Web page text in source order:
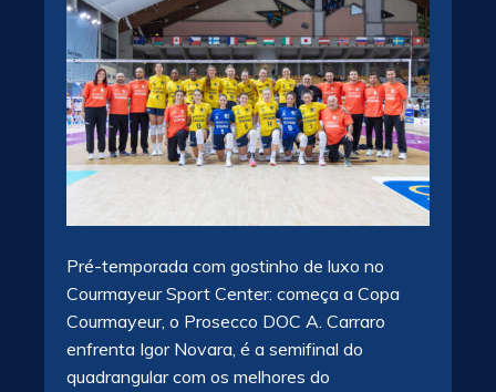
Pré-temporada com gostinho de luxo no
Courmayeur Sport Center: começa a Copa
Courmayeur, o Prosecco DOC A. Carraro
enfrenta Igor Novara, é a semifinal do
quadrangular com os melhores do